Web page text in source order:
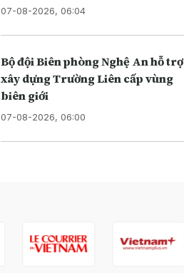
07-08-2026, 06:04
Bộ đội Biên phòng Nghệ An hỗ trợ
xây dựng Trường Liên cấp vùng
biên giới
07-08-2026, 06:00